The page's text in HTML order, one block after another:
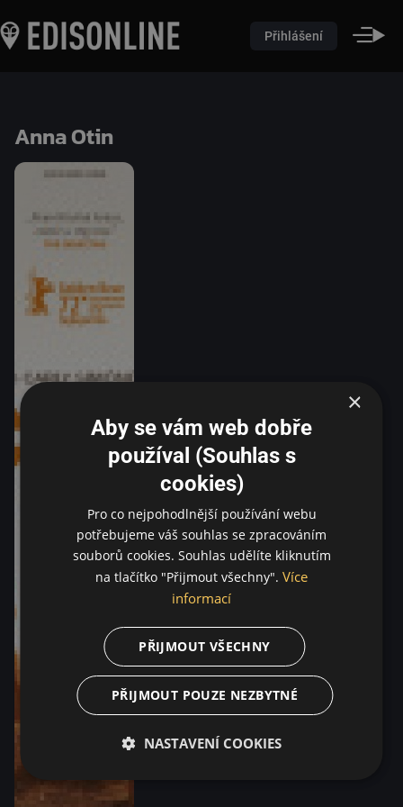
Přihlášení
Anna Otin
×
Aby se vám web dobře
používal (Souhlas s
cookies)
Pro co nejpohodlnější používání webu
potřebujeme váš souhlas se zpracováním
souborů cookies. Souhlas udělíte kliknutím
na tlačítko "Přijmout všechny". Více
informací
PŘIJMOUT VŠECHNY
PŘIJMOUT POUZE NEZBYTNÉ
NASTAVENÍ COOKIES